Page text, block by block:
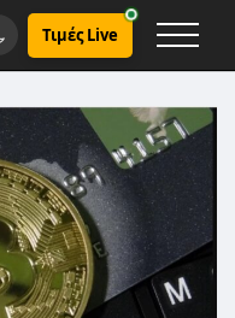
Τιμές Live